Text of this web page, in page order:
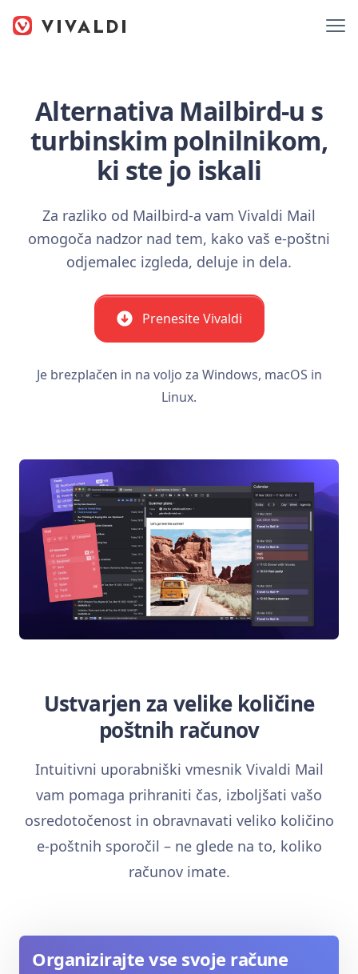
Alternativa Mailbird-u s
turbinskim polnilnikom,
ki ste jo iskali
Za razliko od Mailbird-a vam Vivaldi Mail
omogoča nadzor nad tem, kako vaš e-poštni
odjemalec izgleda, deluje in dela.
Prenesite Vivaldi
Je brezplačen in na voljo za Windows, macOS in
Linux.
Ustvarjen za velike količine
poštnih računov
Intuitivni uporabniški vmesnik Vivaldi Mail
vam pomaga prihraniti čas, izboljšati vašo
osredotočenost in obravnavati veliko količino
e-poštnih sporočil – ne glede na to, koliko
računov imate.
Organizirajte vse svoje račune